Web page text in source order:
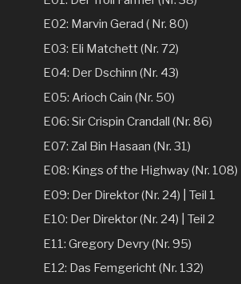
E02: Marvin Gerad ( Nr. 80)
E03: Eli Matchett (Nr. 72)
E04: Der Dschinn (Nr. 43)
E05: Arioch Cain (Nr. 50)
E06: Sir Crispin Crandall (Nr. 86)
E07: Zal Bin Hasaan (Nr. 31)
E08: Kings of the Highway (Nr. 108)
E09: Der Direktor (Nr. 24) | Teil 1
E10: Der Direktor (Nr. 24) | Teil 2
E11: Gregory Devry (Nr. 95)
E12: Das Femgericht (Nr. 132)